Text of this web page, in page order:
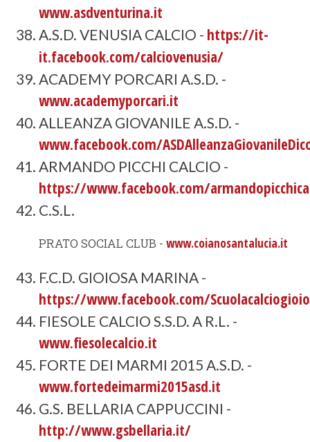
www.asdventurina.it
A.S.D. VENUSIA CALCIO - https://it-
it.facebook.com/calciovenusia/
ACADEMY PORCARI A.S.D. -
www.academyporcari.it
ALLEANZA GIOVANILE A.S.D. -
www.facebook.com/
ARMANDO PICCHI CALCIO -
https://www.facebook.com/
C.S.L.
PRATO SOCIAL CLUB - www.coianosantalucia.it
F.C.D. GIOIOSA MARINA -
https://www.facebook.com/
FIESOLE CALCIO S.S.D. A R.L. -
www.fiesolecalcio.it
FORTE DEI MARMI 2015 A.S.D. -
www.fortedeimarmi2015asd.it
G.S. BELLARIA CAPPUCCINI -
http://www.gsbellaria.it/